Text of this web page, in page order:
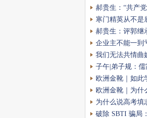
郝贵生：“共产
寒门精英从不是
郝贵生：评郭继
化的本质特征
企业主不能一到
我们无法共情曲
子午|弟子规：
工具
欧洲金靴｜如此
欧洲金靴｜为什
为什么说高考填
破除 SBTI 骗局